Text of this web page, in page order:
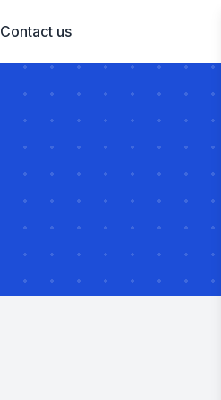
Contact us